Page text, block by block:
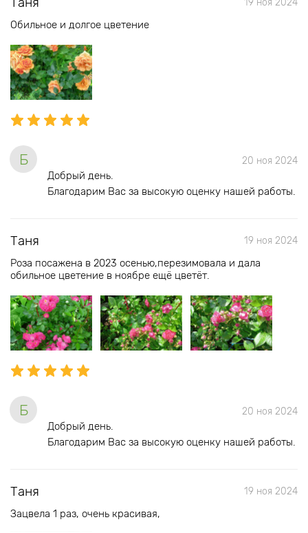
19 ноя 2024
Обильное и долгое цветение
Б 20 ноя 2024
Добрый день.
Благодарим Вас за высокую оценку нашей работы.
Таня 19 ноя 2024
Роза посажена в 2023 осенью,перезимовала и дала
обильное цветение в ноябре ещё цветёт.
Б 20 ноя 2024
Добрый день.
Благодарим Вас за высокую оценку нашей работы.
Таня 19 ноя 2024
Зацвела 1 раз, очень красивая,